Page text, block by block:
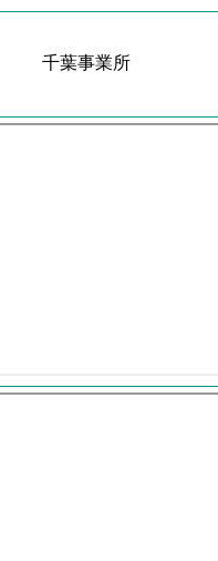
千葉事業所